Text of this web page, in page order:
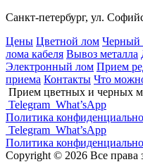
Санкт-петербург, ул.
Цены Цветной лом Черный
лома кабеля Вывоз металла
Электронный лом Прием
приема Контакты Что
Прием цветных и черных
Telegram What’sApp
Политика
Telegram What’sApp
Политика
Copyright © 2026 Все